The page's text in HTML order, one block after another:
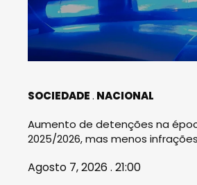
SOCIEDADE NACIONAL
Aumento de detenções na
2025/2026, mas menos infrações
Agosto 7, 2026 . 21:00